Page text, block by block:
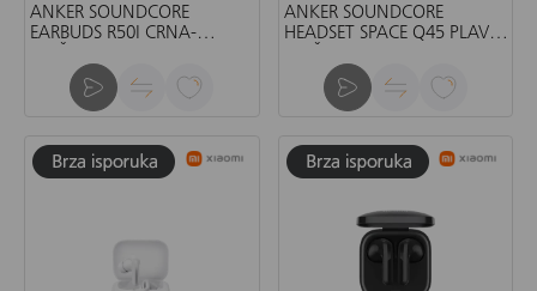
ANKER SOUNDCORE
EARBUDS R50I CRNA-
ANKER SOUNDCORE
HEADSET SPACE Q45 PLAVA-